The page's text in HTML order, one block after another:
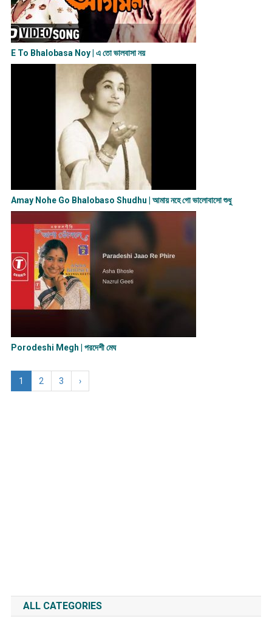
E To Bhalobasa Noy | এ তো ভালবাসা ন​য়
Amay Nohe Go Bhalobaso Shudhu | আমায় নহে গো ভালোবাসো শুধু
Porodeshi Megh | পরদেশী মেঘ
1 2 3 ›
ALL CATEGORIES